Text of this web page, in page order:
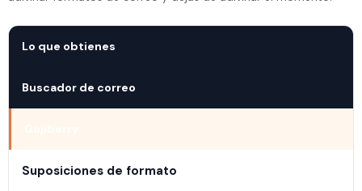
Lo que obtienes
Buscador de correo
Suposiciones de formato